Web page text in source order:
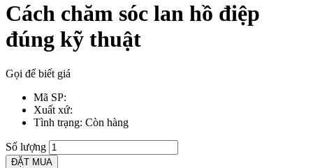
Cách chăm sóc lan hồ điệp
đúng kỹ thuật
Gọi để biết giá
Mã SP:
Xuất xứ:
Tình trạng: Còn hàng
Số lượng